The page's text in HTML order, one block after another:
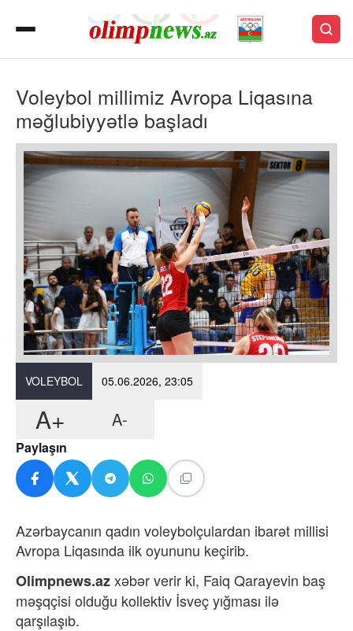
Voleybol millimiz Avropa Liqasına
məğlubiyyətlə başladı
VOLEYBOL 05.06.2026, 23:05
A+ A-
Paylaşın
Azərbaycanın qadın voleybolçulardan ibarət millisi
Avropa Liqasında ilk oyununu keçirib.
Olimpnews.azxəbər verir ki, Faiq Qarayevin baş
məşqçisi olduğu kollektiv İsveç yığması ilə
qarşılaşıb.